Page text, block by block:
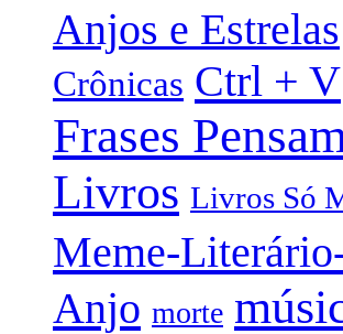
Anjos e Estrelas
Crônicas Ctrl + V
Frases
Livros Livros Só
Meme-
Anjo morte